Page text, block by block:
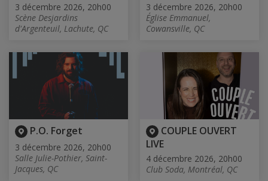
3 décembre 2026, 20h00
Scène Desjardins
d'Argenteuil, Lachute, QC
3 décembre 2026, 20h00
Église Emmanuel,
Cowansville, QC
P.O. Forget
3 décembre 2026, 20h00
Salle Julie-Pothier, Saint-
Jacques, QC
COUPLE OUVERT
LIVE
4 décembre 2026, 20h00
Club Soda, Montréal, QC